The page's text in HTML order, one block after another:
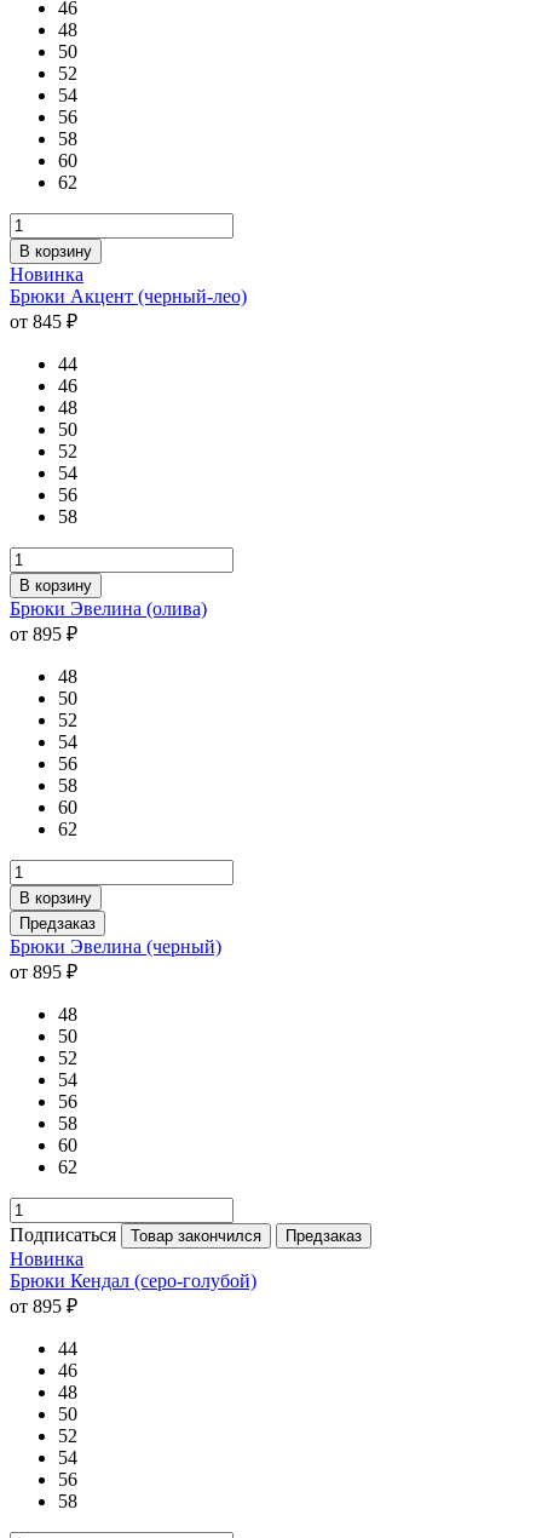
46
48
50
52
54
56
58
60
62
В корзину
Новинка
Брюки Акцент (черный-лео)
от 845 ₽
44
46
48
50
52
54
56
58
В корзину
Брюки Эвелина (олива)
от 895 ₽
48
50
52
54
56
58
60
62
В корзину
Предзаказ
Брюки Эвелина (черный)
от 895 ₽
48
50
52
54
56
58
60
62
Подписаться Товар закончился Предзаказ
Новинка
Брюки Кендал (серо-голубой)
от 895 ₽
44
46
48
50
52
54
56
58